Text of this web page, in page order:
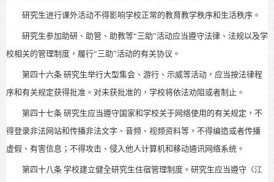
研究生进行课外活动不得影响学校正常的教育教学秩序和生活秩序。
研究生参加助研、助管、助教等“三助”活动应当遵守法律、法规以及学
校相关的管理制度，履行“三助”活动的有关协议。
第四十六条 研究生举行大型集会、游行、示威等活动，应当按法律程
序和有关规定获得批准。对未获批准的，学校将依法劝阻或者制止。
第四十七条 研究生应当遵守国家和学校关于网络使用的有关规定，不
得登录非法网站和传播非法文字、音频、视频资料等，不得编造或者传播
虚假、有害信息；不得攻击、侵入他人计算机和移动通讯网络系统。
第四十八条 学校建立健全研究生住宿管理制度。研究生应当遵守 《江